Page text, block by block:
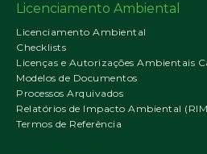
Licenciamento Ambiental
Licenciamento Ambiental
Checklists
Licenças e Autorizações Ambientais
Modelos de Documentos
Processos Arquivados
Relatórios de Impacto Ambiental
Termos de Referência